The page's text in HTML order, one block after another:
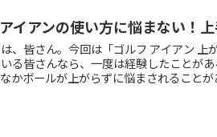
イアンの使い方に悩まない！
、皆さん。今回は「ゴルフ アイアン 上
る皆さんなら、一度は経験したことが
かボールが上がらずに悩まされること